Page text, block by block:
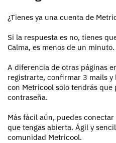
¿Tienes ya una cuenta de
Si la respuesta es no, tienes
Calma, es menos de un minuto.
A diferencia de otras páginas
registrarte, confirmar 3 mails
con Metricool solo tendrás que
contraseña.
Más fácil aún, puedes
que tengas abierta. Ágil y
comunidad Metricool.